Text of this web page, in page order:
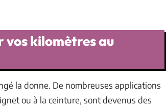
vos kilomètres au
la donne. De nombreuses applications
ou à la ceinture, sont devenus des